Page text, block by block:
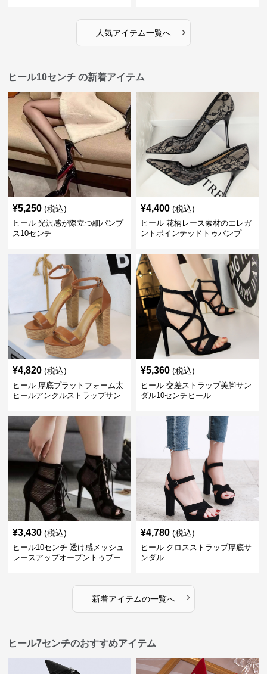
人気アイテム一覧へ ›
ヒール10センチ の新着アイテム
¥5,250 (税込)
ヒール 光沢感が際立つ細パンプ
ス10センチ
¥4,400 (税込)
ヒール 花柄レース素材のエレガ
ントポインテッドトゥパンプ
¥4,820 (税込)
ヒール 厚底プラットフォーム太
ヒールアンクルストラップサン
¥5,360 (税込)
ヒール 交差ストラップ美脚サン
ダル10センチヒール
¥3,430 (税込)
ヒール10センチ 透け感メッシュ
レースアップオープントゥブー
¥4,780 (税込)
ヒール クロスストラップ厚底サ
ンダル
新着アイテムの一覧へ ›
ヒール7センチのおすすめアイテム